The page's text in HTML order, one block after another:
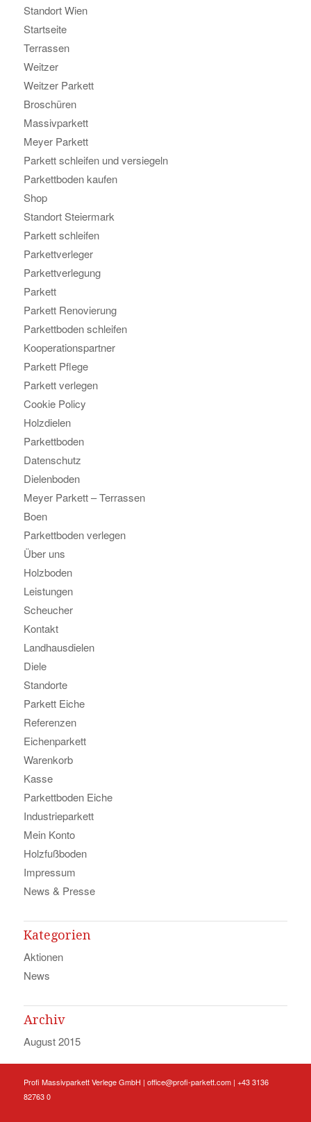
Standort Wien
Startseite
Terrassen
Weitzer
Weitzer Parkett
Broschüren
Massivparkett
Meyer Parkett
Parkett schleifen und versiegeln
Parkettboden kaufen
Shop
Standort Steiermark
Parkett schleifen
Parkettverleger
Parkettverlegung
Parkett
Parkett Renovierung
Parkettboden schleifen
Kooperationspartner
Parkett Pflege
Parkett verlegen
Cookie Policy
Holzdielen
Parkettboden
Datenschutz
Dielenboden
Meyer Parkett – Terrassen
Boen
Parkettboden verlegen
Über uns
Holzboden
Leistungen
Scheucher
Kontakt
Landhausdielen
Diele
Standorte
Parkett Eiche
Referenzen
Eichenparkett
Warenkorb
Kasse
Parkettboden Eiche
Industrieparkett
Mein Konto
Holzfußboden
Impressum
News & Presse
Kategorien
Aktionen
News
Archiv
August 2015
Profi Massivparkett Verlege GmbH | office@profi-parkett.com| +43 3136
82763 0